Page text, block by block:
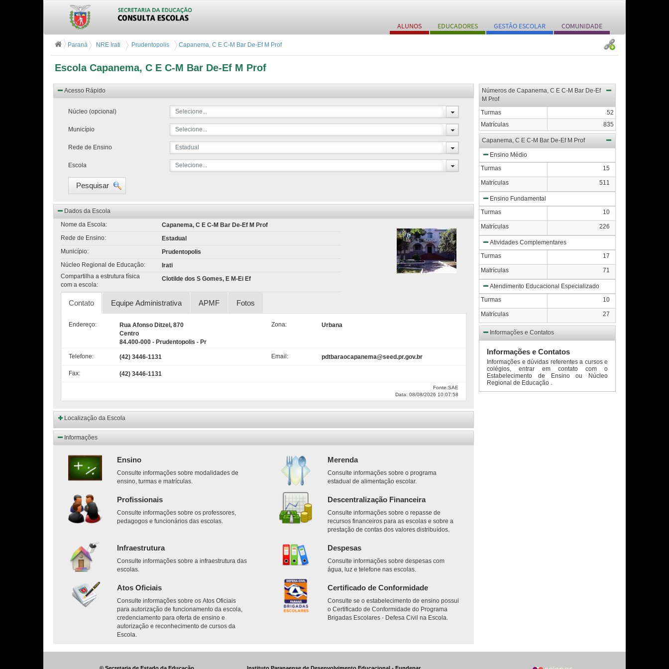
ALUNOS EDUCADORES GESTÃO ESCOLAR COMUNIDADE
Escola Capanema, C E C-M Bar De-Ef M Prof
Paraná NRE Irati Prudentopolis Capanema, C E C-M Bar De-Ef M Prof
Acesso Rápido
Núcleo (opcional) Selecione...
Município Selecione...
Rede de Ensino Estadual
Escola Selecione...
Pesquisar
Dados da Escola
Nome da Escola:
Capanema, C E C-M Bar De-Ef M Prof
Rede de Ensino:
Estadual
Município:
Prudentopolis
Núcleo Regional de Educação:
Irati
Compartilha a estrutura física
com a escola:
Clotilde dos S Gomes, E M-Ei Ef
Contato Equipe Administrativa APMF Fotos
Endereço:
Rua Afonso Ditzel, 870
Centro
84.400-000 - Prudentopolis - Pr
Zona: Urbana
Telefone: (42) 3446-1131 Email: pdtbaraocapanema@seed.pr.gov.br
Fax: (42) 3446-1131
Fonte:SAE
Data: 08/08/2026 10:07:58
Localização da Escola
Informações
Ensino
Consulte informações sobre modalidades de
ensino, turmas e matrículas.
Merenda
Consulte informações sobre o programa
estadual de alimentação escolar.
Profissionais
Consulte informações sobre os professores,
pedagogos e funcionários das escolas.
Descentralização Financeira
Consulte informações sobre o repasse de
recursos financeiros para as escolas e sobre a
prestação de contas dos valores distribuídos.
Infraestrutura
Consulte informações sobre a infraestrutura das
escolas.
Despesas
Consulte informações sobre despesas com
água, luz e telefone nas escolas.
Atos Oficiais
Consulte informações sobre os Atos Oficiais
para autorização de funcionamento da escola,
credenciamento para oferta de ensino e
autorização e reconhecimento de cursos da
Escola.
Certificado de Conformidade
Consulte se o estabelecimento de ensino possui
o Certificado de Conformidade do Programa
Brigadas Escolares - Defesa Civil na Escola.
Números de Capanema, C E C-M Bar De-Ef
M Prof
Turmas
52
Matrículas
835
Capanema, C E C-M Bar De-Ef M Prof
Ensino Médio
Turmas
15
Matrículas 511
Ensino Fundamental
Turmas
10
Matrículas 226
Atividades Complementares
Turmas
17
Matrículas 71
Atendimento Educacional Especializado
Turmas
10
Matrículas 27
Informações e Contatos
Informações e Contatos
Informações e dúvidas referentes a cursos e
colégios, entrar em contato com o
Estabelecimento de Ensino ou Núcleo
Regional de Educação .